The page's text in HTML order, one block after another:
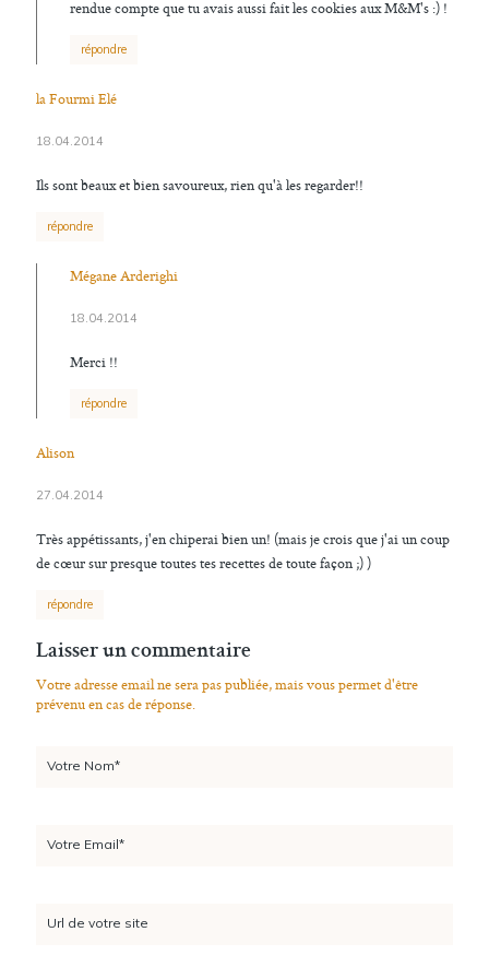
rendue compte que tu avais aussi fait les cookies aux M&M's :) !
répondre
la Fourmi Elé
18.04.2014
Ils sont beaux et bien savoureux, rien qu'à les regarder!!
répondre
Mégane Arderighi
18.04.2014
Merci !!
répondre
Alison
27.04.2014
Très appétissants, j'en chiperai bien un! (mais je crois que j'ai un coup
de cœur sur presque toutes tes recettes de toute façon ;) )
répondre
Laisser un commentaire
Votre adresse email ne sera pas publiée, mais vous permet d'être
prévenu en cas de réponse.
Votre Nom*
Votre Email*
Url de votre site